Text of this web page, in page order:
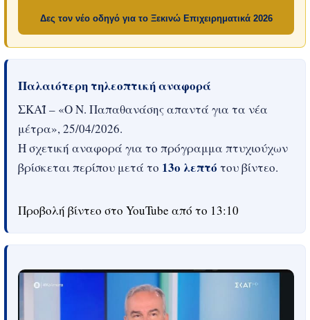
Δες τον νέο οδηγό για το Ξεκινώ Επιχειρηματικά 2026
Παλαιότερη τηλεοπτική αναφορά
ΣΚΑΪ – «Ο Ν. Παπαθανάσης απαντά για τα νέα
μέτρα», 25/04/2026.
Η σχετική αναφορά για το πρόγραμμα πτυχιούχων
βρίσκεται περίπου μετά το 13ο λεπτό του βίντεο.
Προβολή βίντεο στο YouTube από το 13:10